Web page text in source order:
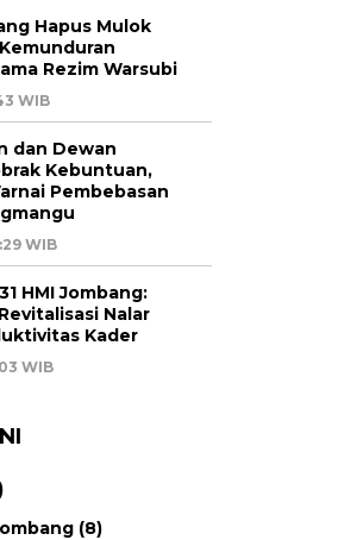
Hapus Mulok
Rezim Warsubi
WIB
dan Dewan
Kebuntuan,
Pembebasan
WIB
HMI Jombang:
Nalar
Kader
WIB
(8)